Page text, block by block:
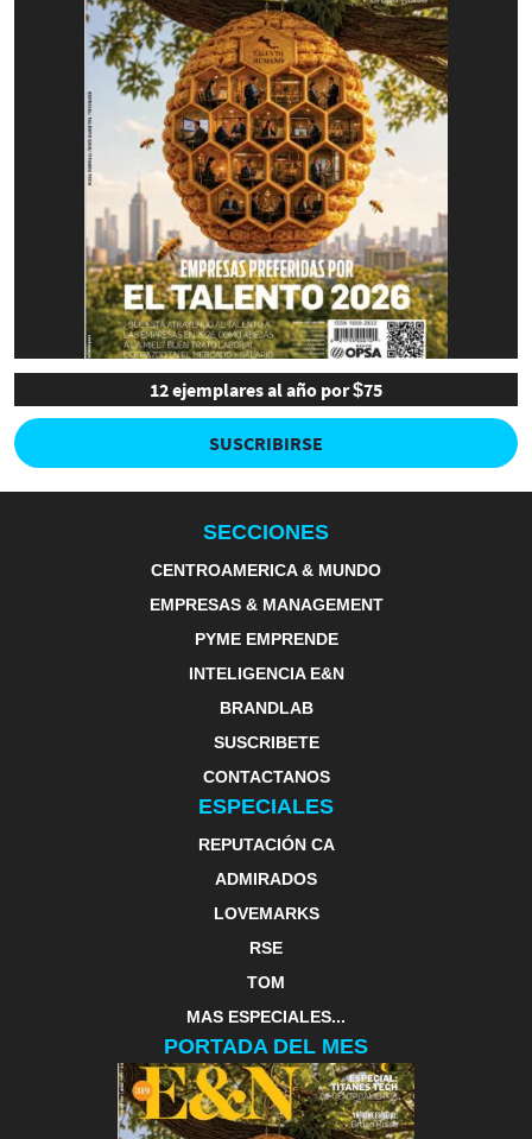
12 ejemplares al año por $75
SUSCRIBIRSE
SECCIONES
CENTROAMERICA & MUNDO
EMPRESAS & MANAGEMENT
PYME EMPRENDE
INTELIGENCIA E&N
BRANDLAB
SUSCRIBETE
CONTACTANOS
ESPECIALES
REPUTACIÓN CA
ADMIRADOS
LOVEMARKS
RSE
TOM
MAS ESPECIALES...
PORTADA DEL MES